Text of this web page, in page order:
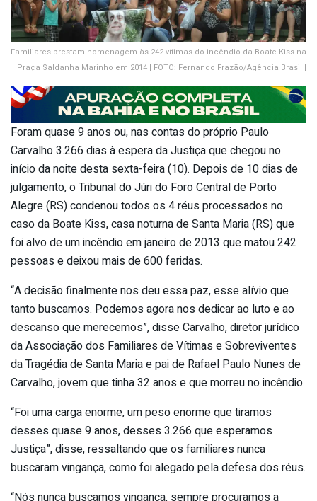
Familiares prestam homenagem às 242 vítimas do incêndio da Boate Kiss na
Praça Saldanha Marinho em 2014 | FOTO: Fernando Frazão/Agência Brasil |
Foram quase 9 anos ou, nas contas do próprio Paulo
Carvalho 3.266 dias à espera da Justiça que chegou no
início da noite desta sexta-feira (10). Depois de 10 dias de
julgamento, o Tribunal do Júri do Foro Central de Porto
Alegre (RS) condenou todos os 4 réus processados no
caso da Boate Kiss, casa noturna de Santa Maria (RS) que
foi alvo de um incêndio em janeiro de 2013 que matou 242
pessoas e deixou mais de 600 feridas.
“A decisão finalmente nos deu essa paz, esse alívio que
tanto buscamos. Podemos agora nos dedicar ao luto e ao
descanso que merecemos”, disse Carvalho, diretor jurídico
da Associação dos Familiares de Vítimas e Sobreviventes
da Tragédia de Santa Maria e pai de Rafael Paulo Nunes de
Carvalho, jovem que tinha 32 anos e que morreu no incêndio.
“Foi uma carga enorme, um peso enorme que tiramos
desses quase 9 anos, desses 3.266 que esperamos
Justiça”, disse, ressaltando que os familiares nunca
buscaram vingança, como foi alegado pela defesa dos réus.
“Nós nunca buscamos vingança, sempre procuramos a